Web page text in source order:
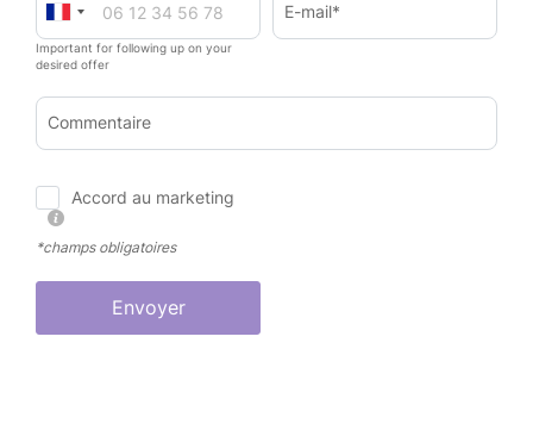
Important for following up on your
desired offer
E-mail*
Commentaire
Accord au marketing
*champs obligatoires
Envoyer